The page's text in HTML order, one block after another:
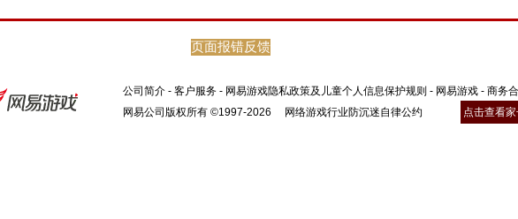
页面报错反馈
公司简介 - 客户服务 - 网易游戏隐私政策及儿童个人信息保护规则 - 网易游戏 - 商务
网易公司版权所有 ©1997-2026
点击查看
网络游戏行业防沉迷自律公约